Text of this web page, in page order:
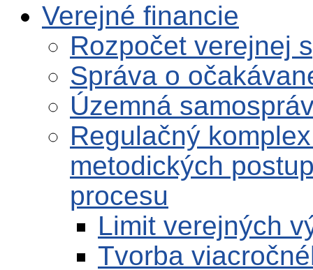
Verejné financie
Rozpočet verejnej
Správa o
Územná
Regulačný
metodických
procesu
Limit verejných
Tvorba